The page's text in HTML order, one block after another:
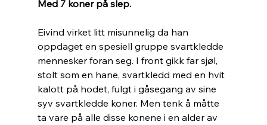
Med 7 koner på slep.
Eivind virket litt misunnelig da han
oppdaget en spesiell gruppe svartkledde
mennesker foran seg. I front gikk far sjøl,
stolt som en hane, svartkledd med en hvit
kalott på hodet, fulgt i gåsegang av sine
syv svartkledde koner. Men tenk å måtte
ta vare på alle disse konene i en alder av